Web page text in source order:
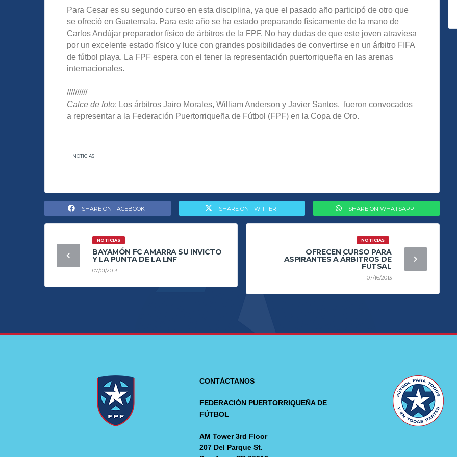
Para Cesar es su segundo curso en esta disciplina, ya que el pasado año participó de otro que
se ofreció en Guatemala. Para este año se ha estado preparando físicamente de la mano de
Carlos Andújar preparador físico de árbitros de la FPF. No hay dudas de que este joven atraviesa
por un excelente estado físico y luce con grandes posibilidades de convertirse en un árbitro FIFA
de fútbol playa. La FPF espera con el tener la representación puertorriqueña en las arenas
internacionales.
//////////
Calce de foto: Los árbitros Jairo Morales, William Anderson y Javier Santos, fueron convocados
a representar a la Federación Puertorriqueña de Fútbol (FPF) en la Copa de Oro.
NOTICIAS
SHARE ON FACEBOOK SHARE ON TWITTER SHARE ON WHATSAPP
NOTICIAS
BAYAMÓN FC AMARRA SU INVICTO
Y LA PUNTA DE LA LNF
07/01/2013
NOTICIAS
OFRECEN CURSO PARA
ASPIRANTES A ÁRBITROS DE
FUTSAL
07/16/2013
CONTÁCTANOS
FEDERACIÓN PUERTORRIQUEÑA DE
FÚTBOL
AM Tower 3rd Floor
207 Del Parque St.